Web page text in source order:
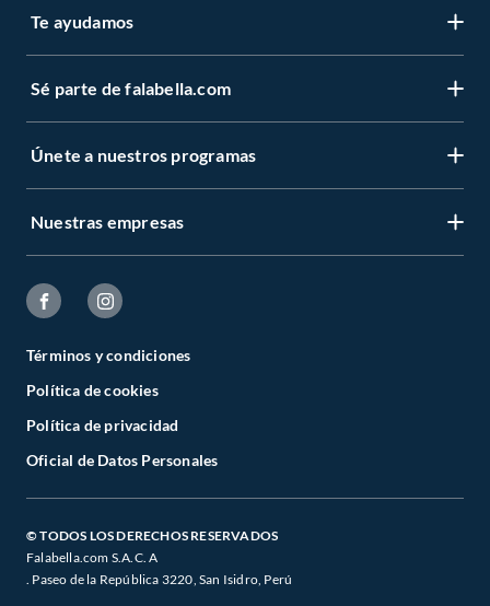
Te ayudamos
Sé parte de falabella.com
Únete a nuestros programas
Nuestras empresas
Términos y condiciones
Política de cookies
Política de privacidad
Oficial de Datos Personales
© TODOS LOS DERECHOS RESERVADOS
Falabella.com S.A.C. A
. Paseo de la República 3220, San Isidro, Perú